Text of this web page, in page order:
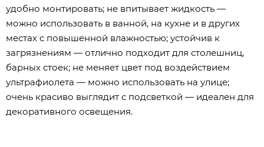
удобно монтировать; не впитывает жидкость —
можно использовать в ванной, на кухне и в других
местах с повышенной влажностью; устойчив к
загрязнениям — отлично подходит для столешниц,
барных стоек; не меняет цвет под воздействием
ультрафиолета — можно использовать на улице;
очень красиво выглядит с подсветкой — идеален для
декоративного освещения.